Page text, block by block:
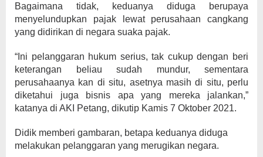
Bagaimana tidak, keduanya diduga berupaya
menyelundupkan pajak lewat perusahaan cangkang
yang didirikan di negara suaka pajak.
“Ini pelanggaran hukum serius, tak cukup dengan beri
keterangan beliau sudah mundur, sementara
perusahaanya kan di situ, asetnya masih di situ, perlu
diketahui juga bisnis apa yang mereka jalankan,”
katanya di AKI Petang, dikutip Kamis 7 Oktober 2021.
Didik memberi gambaran, betapa keduanya diduga
melakukan pelanggaran yang merugikan negara.